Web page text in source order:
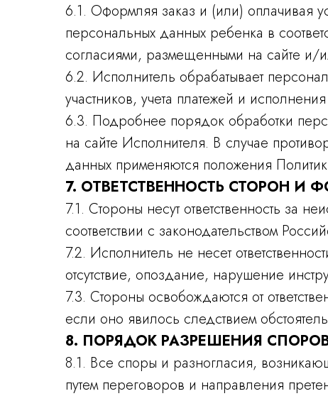
6.1. Оформляя заказ и (или) оплачивая
персональных данных ребенка в
согласиями, размещенными на сайте и/
6.2. Исполнитель обрабатывает
участников, учета платежей и
6.3. Подробнее порядок обработки
на сайте Исполнителя. В случае
данных применяются положения
7. ОТВЕТСТВЕННОСТЬ СТОРОН И
7.1. Стороны несут ответственность за
соответствии с законодательством
7.2. Исполнитель не несет
отсутствие, опоздание, нарушение
7.3. Стороны освобождаются от
если оно явилось следствием
8. ПОРЯДОК РАЗРЕШЕНИЯ
8.1. Все споры и разногласия,
путем переговоров и направления